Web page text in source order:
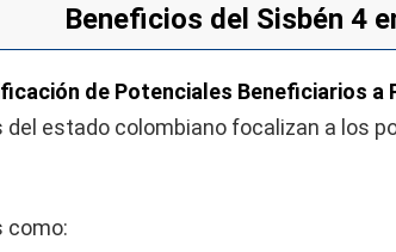
Beneficios del Sisbén 4
de Potenciales Beneficiarios
estado colombiano focalizan a los
como: